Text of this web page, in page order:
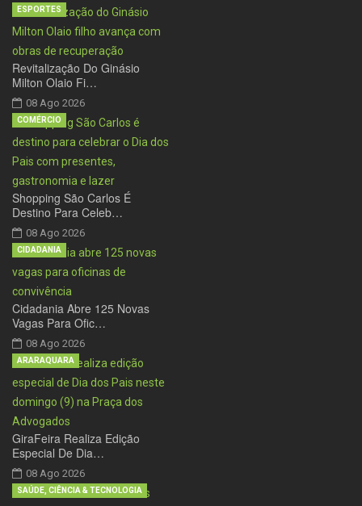
Revitalização Do Ginásio
Milton Olaio Fi…
08 Ago 2026
ESPORTES
Shopping São Carlos É
Destino Para Celeb…
08 Ago 2026
COMÉRCIO
Cidadania Abre 125 Novas
Vagas Para Ofic…
08 Ago 2026
CIDADANIA
GiraFeira Realiza Edição
Especial De Dia…
08 Ago 2026
ARARAQUARA
SAÚDE, CIÊNCIA & TECNOLOGIA